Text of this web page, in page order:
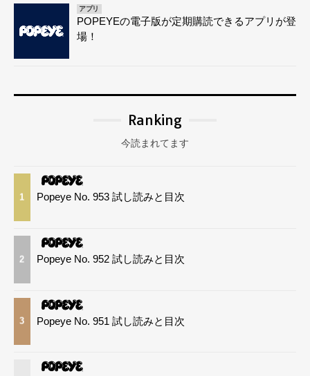
アプリ
POPEYEの電子版が定期購読できるアプリが登
場！
Ranking
今読まれてます
1 Popeye No. 953 試し読みと目次
2 Popeye No. 952 試し読みと目次
3 Popeye No. 951 試し読みと目次